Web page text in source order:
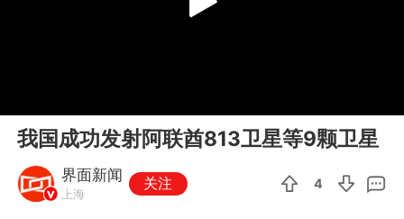
Play
我国成功发射阿联酋813卫星等9颗卫星
界面新闻
上海
关注 4